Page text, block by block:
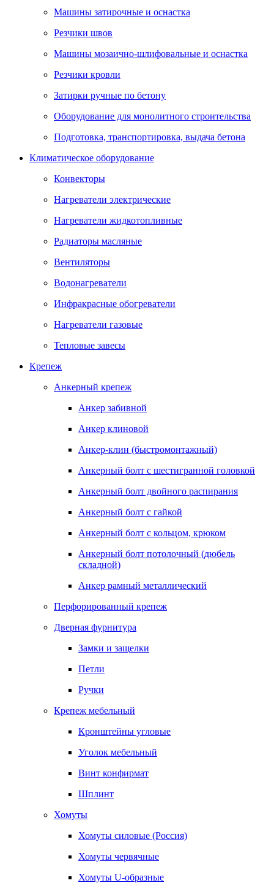
Машины затирочные и оснастка
Резчики швов
Машины мозаично-шлифовальные и оснастка
Резчики кровли
Затирки ручные по бетону
Оборудование для монолитного строительства
Подготовка, транспортировка, выдача бетона
Климатическое оборудование
Конвекторы
Нагреватели электрические
Нагреватели жидкотопливные
Радиаторы масляные
Вентиляторы
Водонагреватели
Инфракрасные обогреватели
Нагреватели газовые
Тепловые завесы
Крепеж
Анкерный крепеж
Анкер забивной
Анкер клиновой
Анкер-клин (быстромонтажный)
Анкерный болт с шестигранной головкой
Анкерный болт двойного распирания
Анкерный болт с гайкой
Анкерный болт с кольцом, крюком
Анкерный болт потолочный (дюбель
складной)
Анкер рамный металлический
Перфорированный крепеж
Дверная фурнитура
Замки и защелки
Петли
Ручки
Крепеж мебельный
Кронштейны угловые
Уголок мебельный
Винт конфирмат
Шплинт
Хомуты
Хомуты силовые (Россия)
Хомуты червячные
Хомуты U-образные